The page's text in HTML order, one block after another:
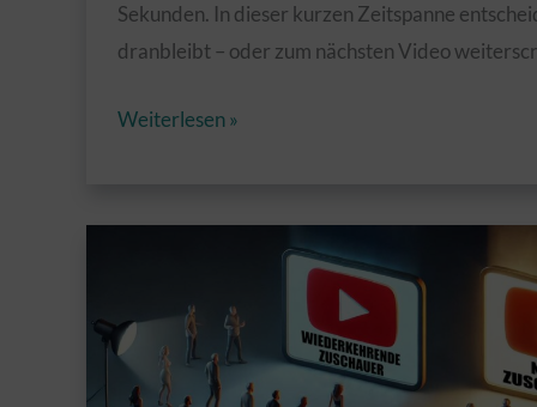
Sekunden. In dieser kurzen Zeitspanne
dranbleibt – oder zum nächsten Video
Warum
deines
entscheidend
Weiterlesen »